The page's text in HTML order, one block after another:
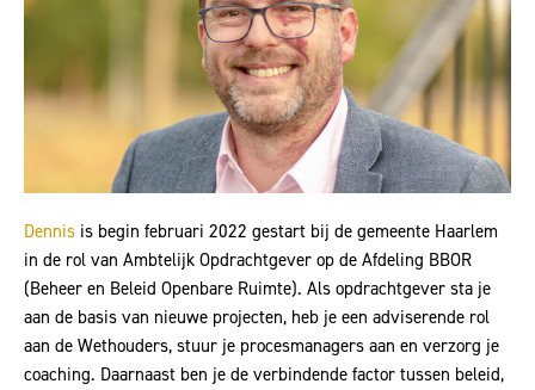
Dennis is begin februari 2022 gestart bij de gemeente Haarlem
in de rol van Ambtelijk Opdrachtgever op de Afdeling BBOR
(Beheer en Beleid Openbare Ruimte). Als opdrachtgever sta je
aan de basis van nieuwe projecten, heb je een adviserende rol
aan de Wethouders, stuur je procesmanagers aan en verzorg je
coaching. Daarnaast ben je de verbindende factor tussen beleid,